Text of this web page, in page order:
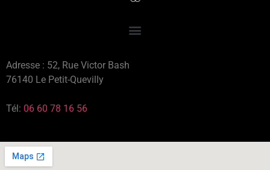
Adresse : 52, Rue Victor Bash
76140 Le Petit-Quevilly
Tél: 06 60 78 16 56